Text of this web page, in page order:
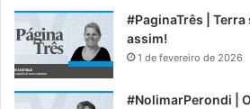
#PaginaTrês | Terra
assim!
1 de fevereiro de 2026
#NolimarPerondi |